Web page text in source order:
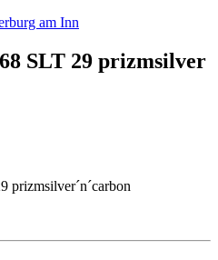
am Inn
SLT 29 prizmsilver